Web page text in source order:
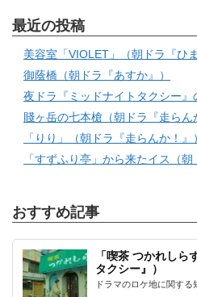
最近の投稿
美容室「VIOLET」（朝ドラ『ひ
御蔭橋（朝ドラ『あすか』）
夜ドラ『ミッドナイトタクシー』
賤ヶ岳の七本槍（朝ドラ『走らん
「りり」（朝ドラ『走らんか！』）
「すずふり亭」から来たイス（朝
おすすめ記事
「喫茶 つかれしら
タクシー』）
ドラマのロケ地に関する